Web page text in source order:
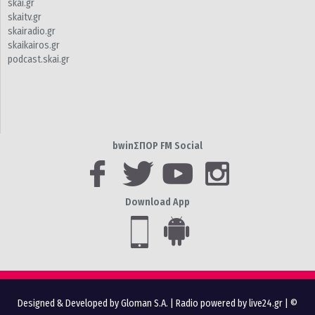
skai.gr
skaitv.gr
skairadio.gr
skaikairos.gr
podcast.skai.gr
bwinΣΠΟΡ FM Social
Download App
Designed & Developed by Gloman S.A. Radio powered by live24.gr | ©